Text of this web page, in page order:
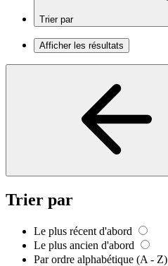
Trier par
Afficher les résultats
Trier par
Le plus récent d'abord
Le plus ancien d'abord
Par ordre alphabétique (A - Z)